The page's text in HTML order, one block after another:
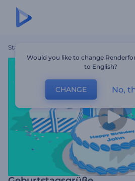
Startseite
Would you like to change
to English?
CHANGE No,